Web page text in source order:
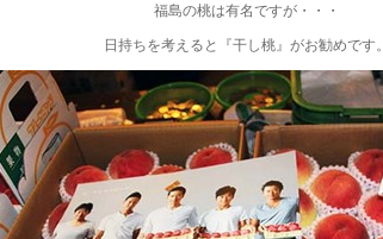
福島の桃は有名ですが・・・
日持ちを考えると『干し桃』がお勧めです。